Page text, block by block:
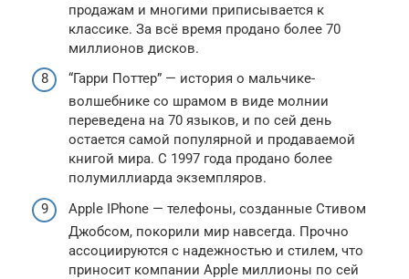
продажам и многими приписывается к
классике. За всё время продано более 70
миллионов дисков.
“Гарри Поттер” — история о мальчике-
волшебнике со шрамом в виде молнии
переведена на 70 языков, и по сей день
остается самой популярной и продаваемой
книгой мира. С 1997 года продано более
полумиллиарда экземпляров.
Apple IРhone — телефоны, созданные Стивом
Джобсом, покорили мир навсегда. Прочно
ассоциируются с надежностью и стилем, что
приносит компании Apple миллионы по сей